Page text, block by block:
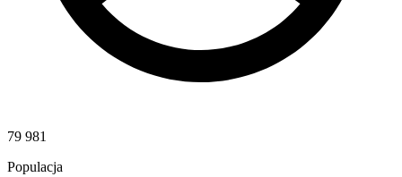
79 981
Populacja